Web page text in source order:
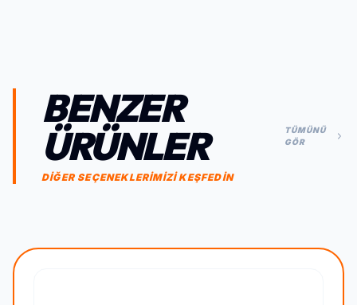
BENZER
ÜRÜNLER
DİĞER SEÇENEKLERİMİZİ KEŞFEDİN
TÜMÜNÜ
GÖR